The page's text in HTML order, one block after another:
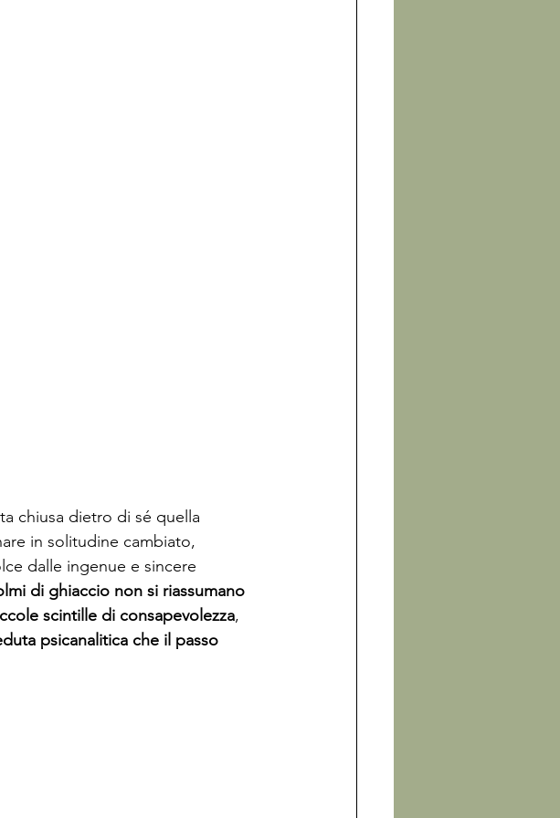
chiusa dietro di sé quella
in solitudine cambiato,
dalle ingenue e sincere
di ghiaccio non si riassumano
scintille di consapevolezza,
psicanalitica che il passo